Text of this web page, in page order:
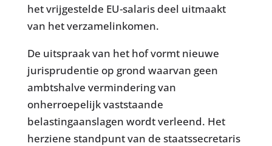
het vrijgestelde EU-salaris deel uitmaakt
van het verzamelinkomen.
De uitspraak van het hof vormt nieuwe
jurisprudentie op grond waarvan geen
ambtshalve vermindering van
onherroepelijk vaststaande
belastingaanslagen wordt verleend. Het
herziene standpunt van de staatssecretaris